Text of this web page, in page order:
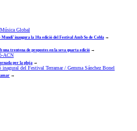
inaugura la 10a edició del Festival Amb So de Cobla →
una trentena de propostes en la seva quarta edició →
per la pluja →
→